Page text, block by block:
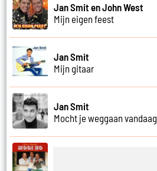
Jan Smit en John West
Mijn eigen feest
Jan Smit
Mijn gitaar
Jan Smit
Mocht je weggaan vandaag